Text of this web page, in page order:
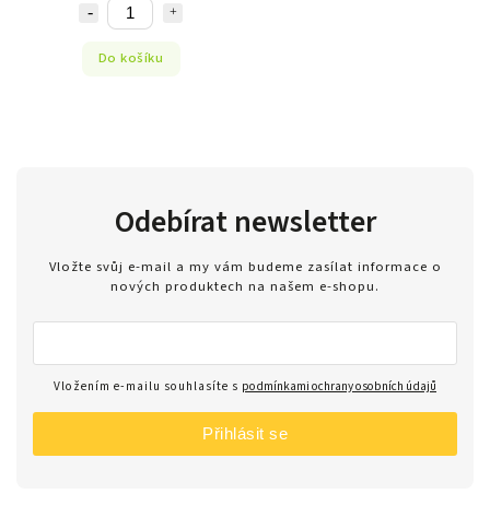
Do košíku
Odebírat newsletter
Vložte svůj e-mail a my vám budeme zasílat informace o
nových produktech na našem e-shopu.
Vložením e-mailu souhlasíte s podmínkami ochrany osobních údajů
Přihlásit se